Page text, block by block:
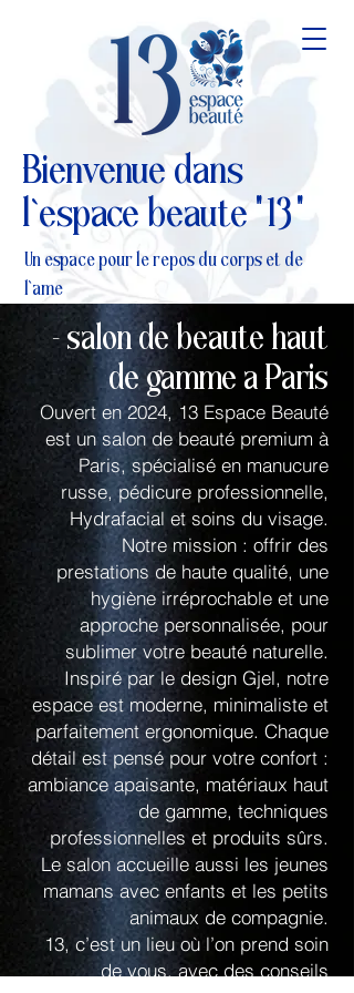
Bienvenue dans
l`espace beaute " 13 "
Un espace pour le repos du corps et de
l`ame
- salon de beaute haut
de gamme a Paris
Ouvert en 2024, 13 Espace Beauté
est un salon de beauté premium à
Paris, spécialisé en manucure
russe, pédicure professionnelle,
Hydrafacial et soins du visage.
Notre mission : offrir des
prestations de haute qualité, une
hygiène irréprochable et une
approche personnalisée, pour
sublimer votre beauté naturelle.
Inspiré par le design Gjel, notre
espace est moderne, minimaliste et
parfaitement ergonomique. Chaque
détail est pensé pour votre confort :
ambiance apaisante, matériaux haut
de gamme, techniques
professionnelles et produits sûrs.
Le salon accueille aussi les jeunes
mamans avec enfants et les petits
animaux de compagnie.
13, c’est un lieu où l’on prend soin
de vous, avec des conseils